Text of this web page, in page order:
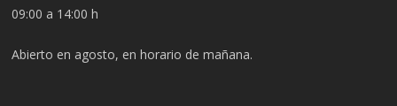
09:00 a 14:00 h
Abierto en agosto, en horario de mañana.